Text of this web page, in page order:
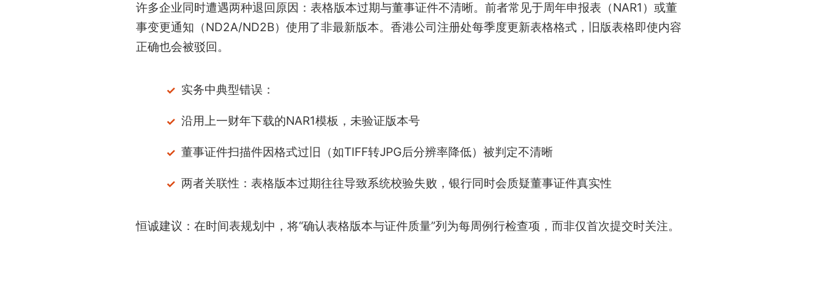
许多企业同时遭遇两种退回原因：表格版本过期与董事证件不清晰。前者常见于周年申报表（NAR1）或董
事变更通知（ND2A/ND2B）使用了非最新版本。香港公司注册处每季度更新表格格式，旧版表格即使内容
正确也会被驳回。
实务中典型错误：
沿用上一财年下载的NAR1模板，未验证版本号
董事证件扫描件因格式过旧（如TIFF转JPG后分辨率降低）被判定不清晰
两者关联性：表格版本过期往往导致系统校验失败，银行同时会质疑董事证件真实性
恒诚建议：在时间表规划中，将“确认表格版本与证件质量”列为每周例行检查项，而非仅首次提交时关注。